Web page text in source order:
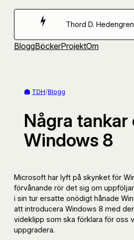
Hoppa
Thord D. Hedengren
BloggBöckerProjektOm
TDH/Blogg
Några tankar
Windows 8
Microsoft har lyft på skynket för
förvånande rör det sig om
i sin tur ersatte onödigt hånade
att introducera Windows 8 med
videklipp som ska förklara för oss
uppgradera.